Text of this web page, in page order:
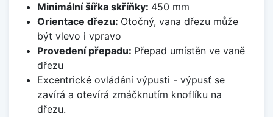
Minimální šířka skříňky: 450 mm
Orientace dřezu: Otočný, vana dřezu může
být vlevo i vpravo
Provedení přepadu: Přepad umístěn ve vaně
dřezu
Excentrické ovládání výpusti - výpusť se
zavírá a otevírá zmáčknutím knoflíku na
dřezu.